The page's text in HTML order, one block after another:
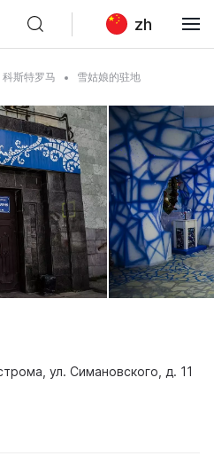
zh
斯特罗马 雪姑娘的驻地
ул. Симановского, д. 11